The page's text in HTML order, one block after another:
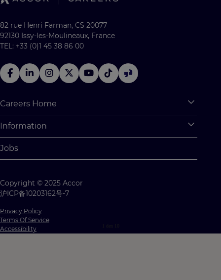
82 rue Henri Farman, CS 20077
92130 Issy-les-Moulineaux, France
TEL: +33 (0)1 45 38 86 00
Careers Home
Accor Tech & Digital
Why Join Accor
Student Opportunities
Student Challenges
Information
Personal Information
Cookie Settings
Contacts
Jobs
Copyright © 2025 Accor
沪ICP备10203162号-7
Privacy Policy
Terms Of Service
Accessibility